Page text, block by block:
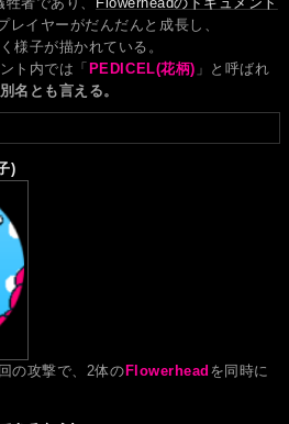
レイヤーがだんだんと成長し、
様子が描かれている。
ト内では「 PEDICEL(花柄) 」と呼ばれ
名とも言える。
)
の攻撃で、2体の Flowerhead を同時に